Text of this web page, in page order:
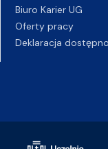
Biuro Karier UG
Oferty pracy
Deklaracja